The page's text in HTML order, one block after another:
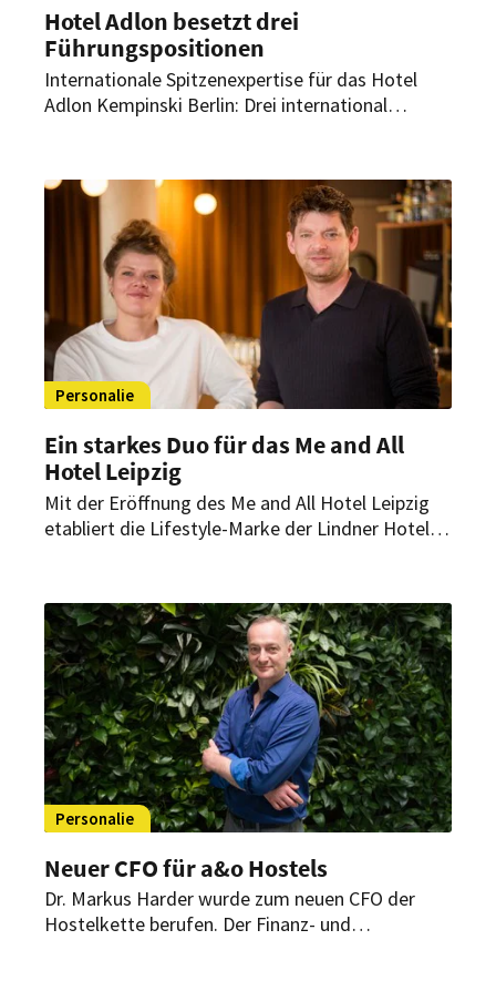
Hotel Adlon besetzt drei
Führungspositionen
Internationale Spitzenexpertise für das Hotel
Adlon Kempinski Berlin: Drei international
übernehmen Schlüsselpositionen in den
Bereichen Gastronomie, Rooms Division und
Personal.
Personalie
Ein starkes Duo für das Me and All
Hotel Leipzig
Mit der Eröffnung des Me and All Hotel Leipzig
etabliert die Lifestyle-Marke der Lindner Hotel
steht ein erfahrenes Führungsteam.
Personalie
Neuer CFO für a&o Hostels
Dr. Markus Harder wurde zum neuen CFO der
Hostelkette berufen. Der Finanz- und